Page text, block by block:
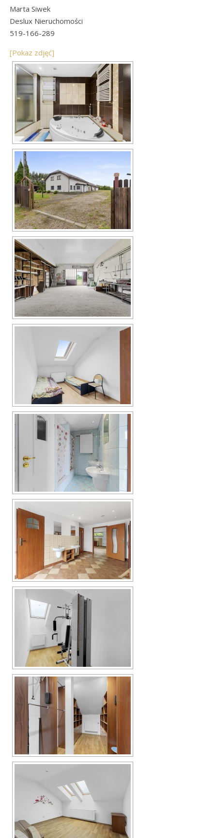
Marta Siwek
Deslux Nieruchomości
519-166-289
[Pokaz zdjęć]